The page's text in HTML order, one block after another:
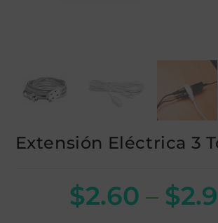
Extensión Eléctrica 3
$2.60 – $